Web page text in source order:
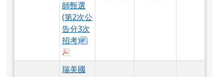
瑞美國
小115學
年度代
理教師
甄選(第2
次公告